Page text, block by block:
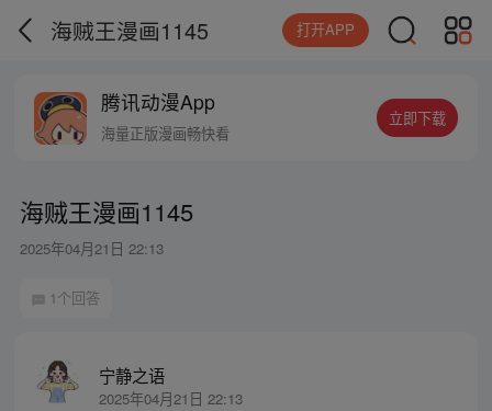
海贼王漫画1145 打开APP
腾讯动漫App
海量正版漫画畅快看
立即下载
海贼王漫画1145
2025年04月21日 22:13
1个回答
宁静之语
2025年04月21日 22:13